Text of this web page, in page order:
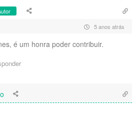
5 anos atrás
é um honra poder contribuir.